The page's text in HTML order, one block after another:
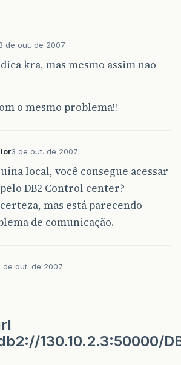
de out. de 2007
kra, mas mesmo assim nao
o mesmo problema!!
3 de out. de 2007
local, você consegue acessar
DB2 Control center?
mas está parecendo
de comunicação.
de out. de 2007
130.10.2.3:50000/